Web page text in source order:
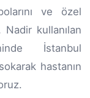
ve özel
Nadir kullanılan
İstanbul
hastanın